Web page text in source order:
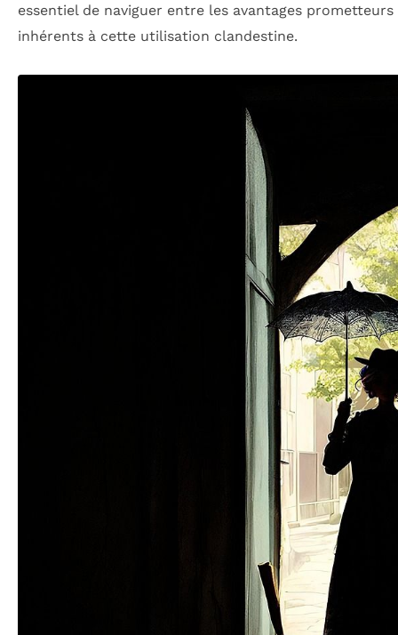
essentiel de naviguer entre les avantages
inhérents à cette utilisation clandestine.